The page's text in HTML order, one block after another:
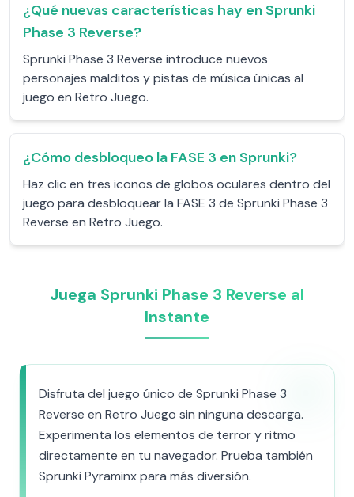
¿Qué nuevas características hay en Sprunki
Phase 3 Reverse?
Sprunki Phase 3 Reverse introduce nuevos
personajes malditos y pistas de música únicas al
juego en Retro Juego.
¿Cómo desbloqueo la FASE 3 en Sprunki?
Haz clic en tres iconos de globos oculares dentro del
juego para desbloquear la FASE 3 de Sprunki Phase 3
Reverse en Retro Juego.
Juega Sprunki Phase 3 Reverse al
Instante
Disfruta del juego único de Sprunki Phase 3
Reverse en Retro Juego sin ninguna descarga.
Experimenta los elementos de terror y ritmo
directamente en tu navegador. Prueba también
Sprunki Pyraminx para más diversión.